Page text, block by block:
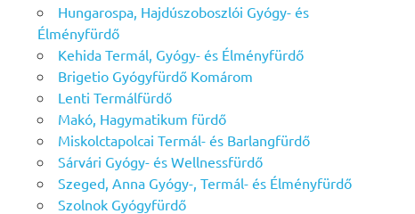
Hungarospa, Hajdúszoboszlói Gyógy- és
Élményfürdő
Kehida Termál, Gyógy- és Élményfürdő
Brigetio Gyógyfürdő Komárom
Lenti Termálfürdő
Makó, Hagymatikum fürdő
Miskolctapolcai Termál- és Barlangfürdő
Sárvári Gyógy- és Wellnessfürdő
Szeged, Anna Gyógy-, Termál- és Élményfürdő
Szolnok Gyógyfürdő